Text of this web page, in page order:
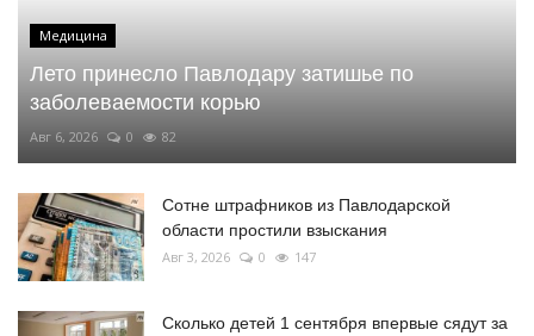
Медицина
Лето принесло Павлодару затишье по
заболеваемости корью
Авг 6, 2026 0 82
Сотне штрафников из Павлодарской
области простили взыскания
Авг 3, 2026 0 147
Сколько детей 1 сентября впервые сядут за